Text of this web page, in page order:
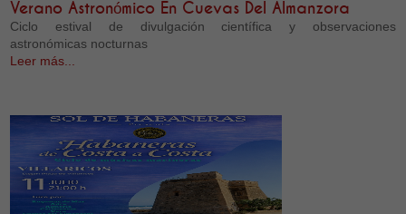
Verano Astronómico En Cuevas Del Almanzora
Ciclo estival de divulgación científica y observaciones
astronómicas nocturnas
Leer más...